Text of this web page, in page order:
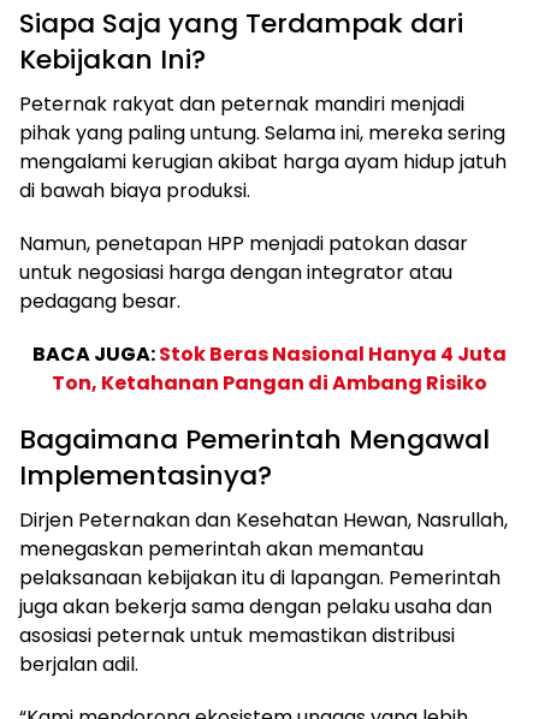
Siapa Saja yang Terdampak dari
Kebijakan Ini?
Peternak rakyat dan peternak mandiri menjadi
pihak yang paling untung. Selama ini, mereka sering
mengalami kerugian akibat harga ayam hidup jatuh
di bawah biaya produksi.
Namun, penetapan HPP menjadi patokan dasar
untuk negosiasi harga dengan integrator atau
pedagang besar.
BACA JUGA:Stok Beras Nasional Hanya 4 Juta
Ton, Ketahanan Pangan di Ambang Risiko
Bagaimana Pemerintah Mengawal
Implementasinya?
Dirjen Peternakan dan Kesehatan Hewan, Nasrullah,
menegaskan pemerintah akan memantau
pelaksanaan kebijakan itu di lapangan. Pemerintah
juga akan bekerja sama dengan pelaku usaha dan
asosiasi peternak untuk memastikan distribusi
berjalan adil.